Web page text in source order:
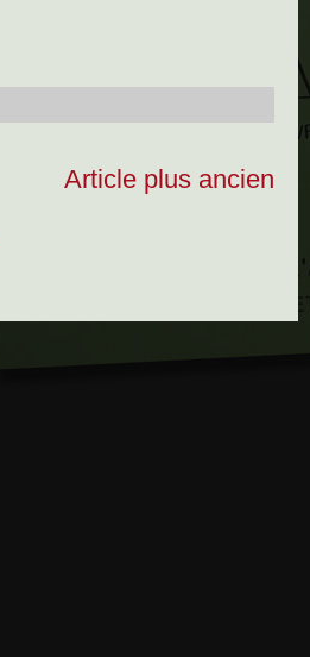
Article plus ancien